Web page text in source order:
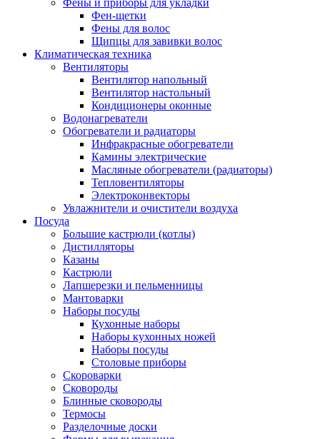
Фен-щетки
Фены для волос
Щипцы для завивки волос
Климатическая техника
Вентиляторы
Вентилятор напольный
Вентилятор настольный
Кондиционеры оконные
Водонагреватели
Обогреватели и радиаторы
Инфракрасные обогреватели
Камины электрические
Масляные обогреватели (радиаторы)
Тепловентиляторы
Электроконвекторы
Увлажнители и очистители воздуха
Посуда
Большие кастрюли (котлы)
Дистилляторы
Казаны
Кастрюли
Лапшерезки и пельменницы
Мантоварки
Наборы посуды
Кухонные наборы
Наборы кухонных ножей
Наборы посуды
Столовые приборы
Скороварки
Сковороды
Блинные сковороды
Термосы
Разделочные доски